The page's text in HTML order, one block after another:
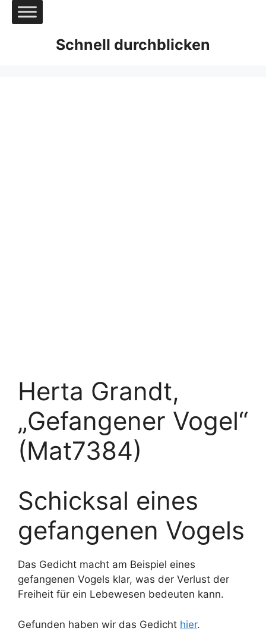
Zum
Inhalt
Schnell durchblicken
Herta Grandt,
„Gefangener Vogel“
(Mat7384)
Schicksal eines
gefangenen Vogels
Das Gedicht macht am Beispiel eines
gefangenen Vogels klar, was der Verlust der
Freiheit für ein Lebewesen bedeuten kann.
Gefunden haben wir das Gedicht hier.